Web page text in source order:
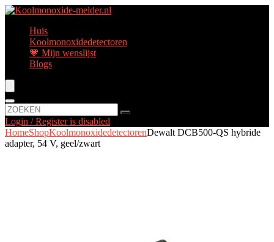
Huis
Koolmonoxidedetectoren
💗 Mijn wenslijst
Blogs
Login / Register is disabled
HomeShopKoolmonoxidedetectorenDewalt DCB500-QS hybride
adapter, 54 V, geel/zwart